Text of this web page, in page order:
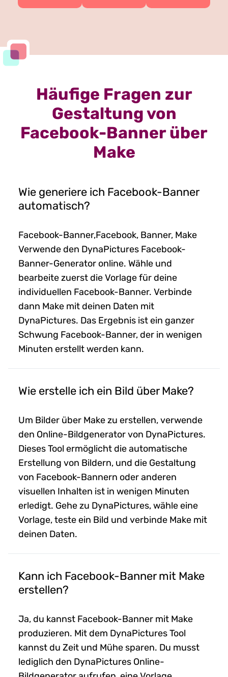
Häufige Fragen zur
Gestaltung von
Facebook-Banner über
Make
Wie generiere ich Facebook-Banner
automatisch?
Facebook-Banner,Facebook, Banner, Make
Verwende den DynaPictures Facebook-
Banner-Generator online. Wähle und
bearbeite zuerst die Vorlage für deine
individuellen Facebook-Banner. Verbinde
dann Make mit deinen Daten mit
DynaPictures. Das Ergebnis ist ein ganzer
Schwung Facebook-Banner, der in wenigen
Minuten erstellt werden kann.
Wie erstelle ich ein Bild über Make?
Um Bilder über Make zu erstellen, verwende
den Online-Bildgenerator von DynaPictures.
Dieses Tool ermöglicht die automatische
Erstellung von Bildern, und die Gestaltung
von Facebook-Bannern oder anderen
visuellen Inhalten ist in wenigen Minuten
erledigt. Gehe zu DynaPictures, wähle eine
Vorlage, teste ein Bild und verbinde Make mit
deinen Daten.
Kann ich Facebook-Banner mit Make
erstellen?
Ja, du kannst Facebook-Banner mit Make
produzieren. Mit dem DynaPictures Tool
kannst du Zeit und Mühe sparen. Du musst
lediglich den DynaPictures Online-